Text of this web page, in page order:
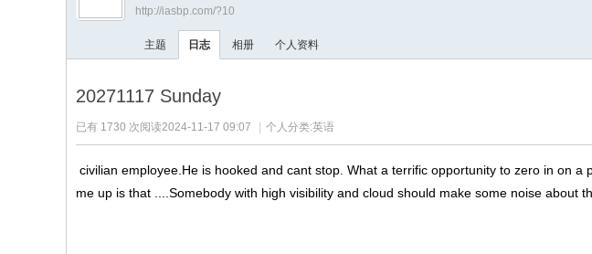
m
爱
http://iasbp.com/?10
主题 日志 相册 个人资料
20271117 Sunday
已有 1730 次阅读2024-11-17 09:07 个人分类:英语
civilian employee.He is hooked and cant stop. What a terrific opportunity to zero in on
me up is that ....Somebody with high visibility and cloud should make some noise about